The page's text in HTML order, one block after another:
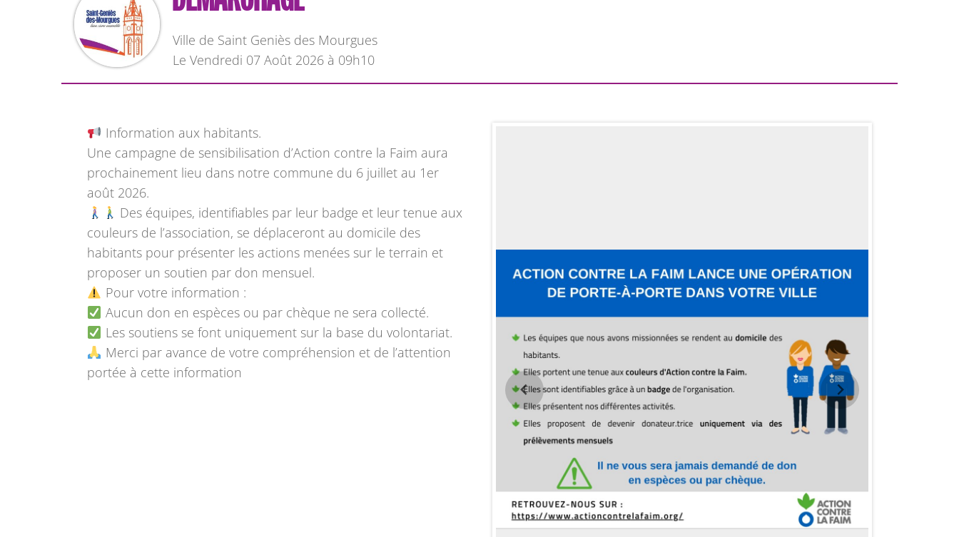
Ville de Saint Geniès des Mourgues
Le Vendredi 07 Août 2026 à 09h10
Information aux habitants.
Une campagne de sensibilisation d’Action contre la Faim aura
prochainement lieu dans notre commune du 6 juillet au 1er
août 2026.
Des équipes, identifiables par leur badge et leur tenue aux
couleurs de l’association, se déplaceront au domicile des
habitants pour présenter les actions menées sur le terrain et
proposer un soutien par don mensuel.
Pour votre information :
Aucun don en espèces ou par chèque ne sera collecté.
Les soutiens se font uniquement sur la base du volontariat.
Merci par avance de votre compréhension et de l’attention
portée à cette information